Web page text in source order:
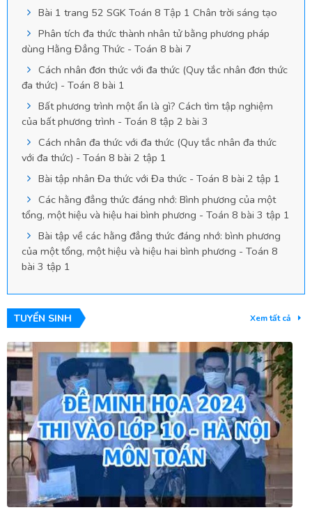
Bài 1 trang 52 SGK Toán 8 Tập 1 Chân trời sáng tạo
Phân tích đa thức thành nhân tử bằng phương pháp
dùng Hằng Đẳng Thức - Toán 8 bài 7
Cách nhân đơn thức với đa thức (Quy tắc nhân đơn thức
đa thức) - Toán 8 bài 1
Bất phương trình một ẩn là gì? Cách tìm tập nghiệm
của bất phương trình - Toán 8 tập 2 bài 3
Cách nhân đa thức với đa thức (Quy tắc nhân đa thức
với đa thức) - Toán 8 bài 2 tập 1
Bài tập nhân Đa thức với Đa thức - Toán 8 bài 2 tập 1
Các hằng đẳng thức đáng nhớ: Bình phương của một
tổng, một hiệu và hiệu hai bình phương - Toán 8 bài 3 tập 1
Bài tập về các hằng đẳng thức đáng nhớ: bình phương
của một tổng, một hiệu và hiệu hai bình phương - Toán 8
bài 3 tập 1
TUYỂN SINH Xem tất cả